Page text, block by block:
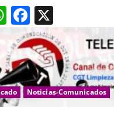
CAJA
DE
RESISTENCIA
Servicio
Municipal
de
Limpieza
del
Ayuntamiento
de
Alcalá
de
Henares
WhatsApp
Facebook
Noticias-Comunicados